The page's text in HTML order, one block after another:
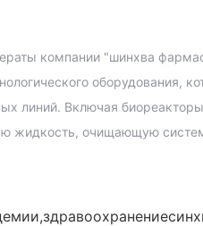
компании "шинхва
оборудования,
линий. Включая
жидкость, очищающую